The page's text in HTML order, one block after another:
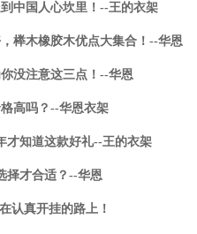
中国人心坎里！--王的衣架
榉木橡胶木优点大集合！--华恩
没注意这三点！--华恩
高吗？--华恩衣架
才知道这款好礼--王的衣架
择才合适？--华恩
认真开挂的路上！